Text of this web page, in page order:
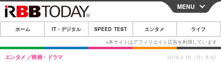
CLOSE
ホーム
IT・デジタル
MENU
ホーム IT・デジタル SPEED TEST エンタメ ライフ
エンタメ 映画・ドラマ 2018.3.19（月）8:42